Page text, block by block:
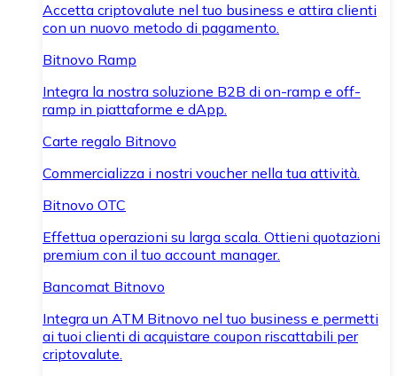
Accetta criptovalute nel tuo business e attira clienti
con un nuovo metodo di pagamento.
Bitnovo Ramp
Integra la nostra soluzione B2B di on-ramp e off-
ramp in piattaforme e dApp.
Carte regalo Bitnovo
Commercializza i nostri voucher nella tua attività.
Bitnovo OTC
Effettua operazioni su larga scala. Ottieni quotazioni
premium con il tuo account manager.
Bancomat Bitnovo
Integra un ATM Bitnovo nel tuo business e permetti
ai tuoi clienti di acquistare coupon riscattabili per
criptovalute.